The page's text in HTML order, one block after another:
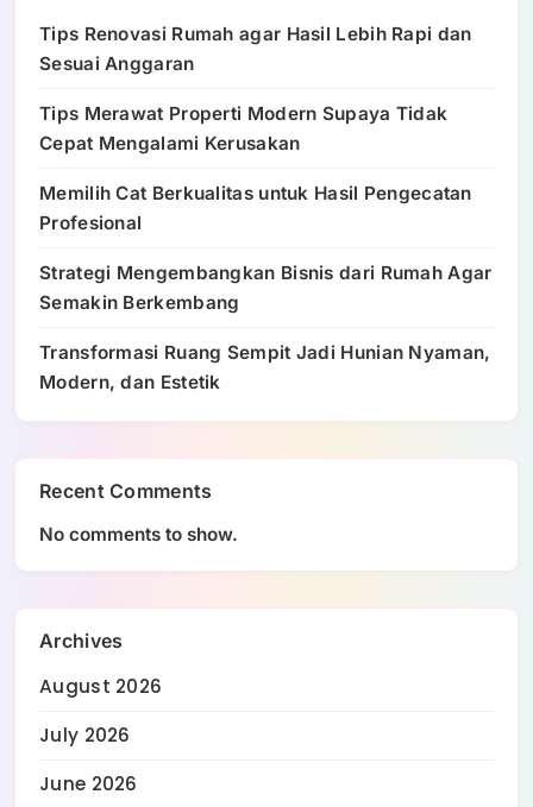
Tips Renovasi Rumah agar Hasil Lebih Rapi dan
Sesuai Anggaran
Tips Merawat Properti Modern Supaya Tidak
Cepat Mengalami Kerusakan
Memilih Cat Berkualitas untuk Hasil Pengecatan
Profesional
Strategi Mengembangkan Bisnis dari Rumah Agar
Semakin Berkembang
Transformasi Ruang Sempit Jadi Hunian Nyaman,
Modern, dan Estetik
Recent Comments
No comments to show.
Archives
August 2026
July 2026
June 2026